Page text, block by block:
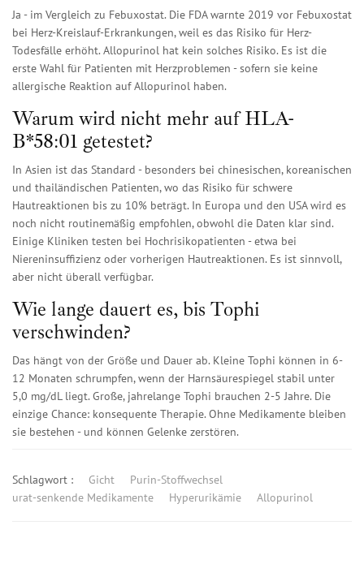
Ja - im Vergleich zu Febuxostat. Die FDA warnte 2019 vor Febuxostat
bei Herz-Kreislauf-Erkrankungen, weil es das Risiko für Herz-
Todesfälle erhöht. Allopurinol hat kein solches Risiko. Es ist die
erste Wahl für Patienten mit Herzproblemen - sofern sie keine
allergische Reaktion auf Allopurinol haben.
Warum wird nicht mehr auf HLA-
B*58:01 getestet?
In Asien ist das Standard - besonders bei chinesischen, koreanischen
und thailändischen Patienten, wo das Risiko für schwere
Hautreaktionen bis zu 10% beträgt. In Europa und den USA wird es
noch nicht routinemäßig empfohlen, obwohl die Daten klar sind.
Einige Kliniken testen bei Hochrisikopatienten - etwa bei
Niereninsuffizienz oder vorherigen Hautreaktionen. Es ist sinnvoll,
aber nicht überall verfügbar.
Wie lange dauert es, bis Tophi
verschwinden?
Das hängt von der Größe und Dauer ab. Kleine Tophi können in 6-
12 Monaten schrumpfen, wenn der Harnsäurespiegel stabil unter
5,0 mg/dL liegt. Große, jahrelange Tophi brauchen 2-5 Jahre. Die
einzige Chance: konsequente Therapie. Ohne Medikamente bleiben
sie bestehen - und können Gelenke zerstören.
Schlagwort : Gicht
Purin-Stoffwechsel
urat-senkende Medikamente
Hyperurikämie Allopurinol